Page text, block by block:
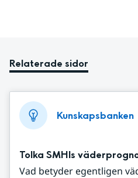
Relaterade sidor
Kunskapsbanken
Tolka SMHIs
Vad betyder egentligen